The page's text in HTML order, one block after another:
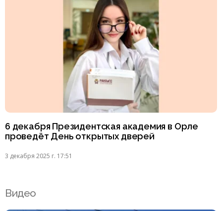
6 декабря Президентская академия в Орле
проведёт День открытых дверей
3 декабря 2025 г. 17:51
Видео